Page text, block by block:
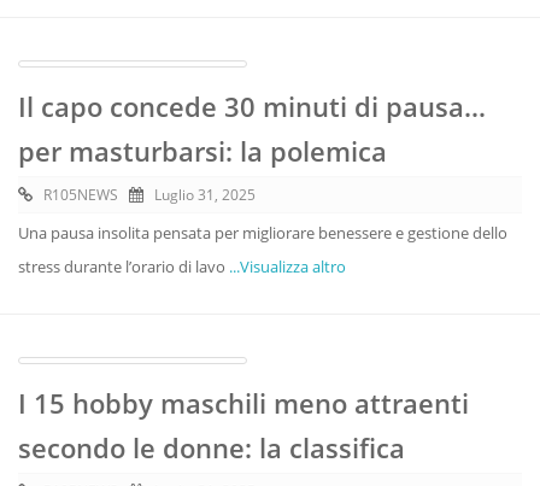
Il capo concede 30 minuti di pausa…
per masturbarsi: la polemica
R105NEWS Luglio 31, 2025
Una pausa insolita pensata per migliorare benessere e gestione dello
stress durante l’orario di lavo ...Visualizza altro
I 15 hobby maschili meno attraenti
secondo le donne: la classifica